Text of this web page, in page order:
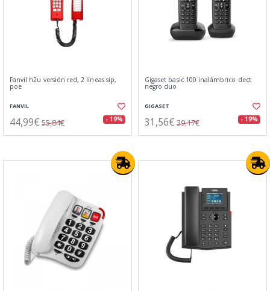
Fanvil h2u versión red, 2 líneas sip,
poe
FANVIL
44,99€ 55,84€ - 19%
Gigaset basic 100 inalámbrico dect
negro duo
GIGASET
31,56€ 39,17€ - 19%